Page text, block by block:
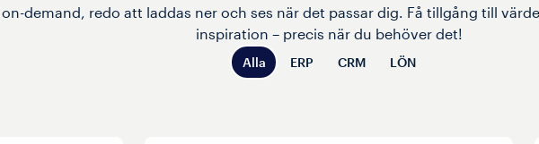
on-demand, redo att laddas ner och ses när det passar dig. Få tillgång till
inspiration – precis när du behöver det!
Alla ERP CRM LÖN